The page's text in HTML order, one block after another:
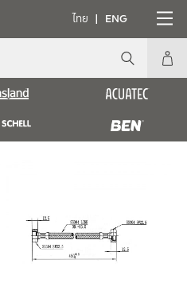
ไทย ENG